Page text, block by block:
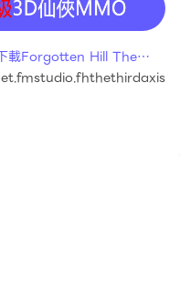
載Forgotten Hill The